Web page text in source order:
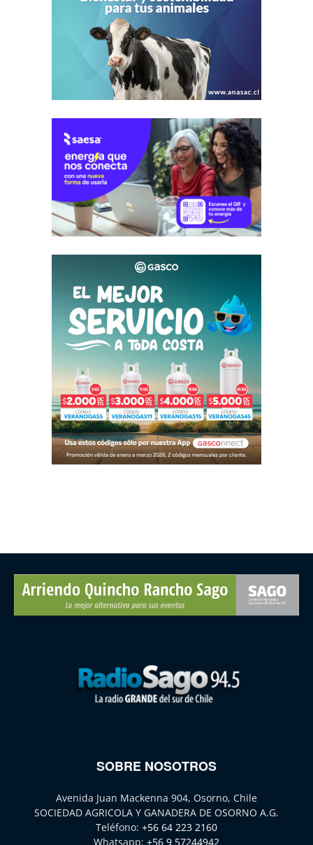
SOBRE NOSOTROS
Avenida Juan Mackenna 904, Osorno, Chile
SOCIEDAD AGRICOLA Y GANADERA DE OSORNO A.G.
Teléfono: +56 64 223 2160
Whatsapp: +56 9 57244942